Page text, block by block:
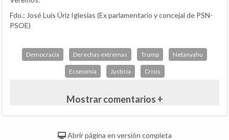
Fdo.: José Luis Úriz Iglesias (Ex parlamentario y concejal de PSN-
PSOE)
Democracia Derechas extremas Trump Netanyahu
Economía Justicia Crisis
Mostrar comentarios +
Abrir página en versión completa